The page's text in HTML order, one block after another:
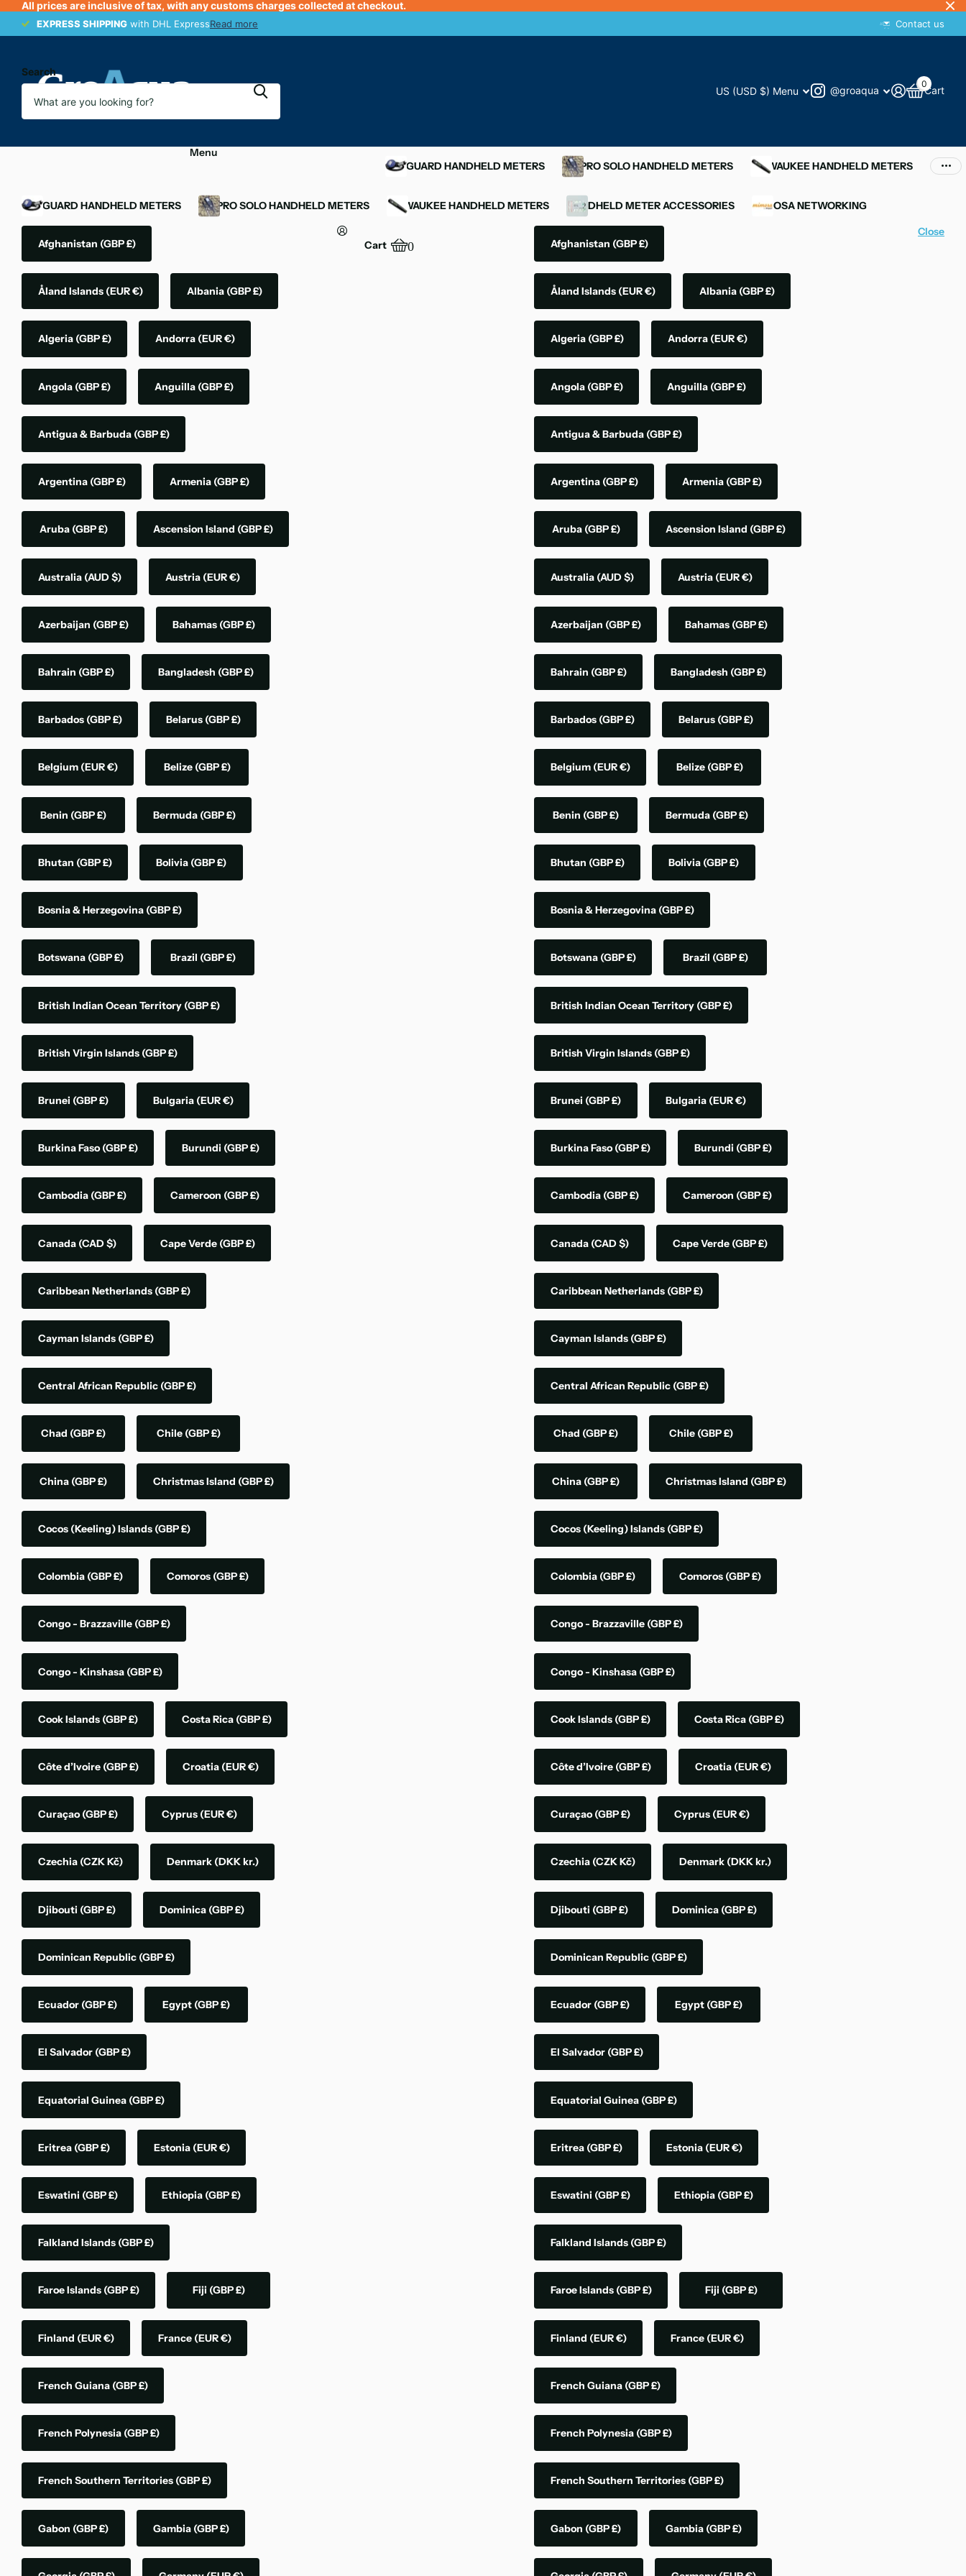
All prices are inclusive of tax, with any customs charges collected at checkout.
EXPRESS SHIPPING with DHL ExpressRead more
EXPRESS SHIPPING Contact us
Search
US (USD $) Menu @groaqua Cart
0
Menu
OXYGUARD HANDHELD METERS
YSI PRO SOLO HANDHELD METERS MILWAUKEE HANDHELD METERS
OXYGUARD HANDHELD METERS YSI PRO SOLO HANDHELD METERS MILWAUKEE HANDHELD METERS HANDHELD METER ACCESSORIES MIMOSA NETWORKING
Afghanistan (GBP £)
Åland Islands (EUR €) Albania (GBP £)
Algeria (GBP £) Andorra (EUR €)
Angola (GBP £) Anguilla (GBP £)
Antigua & Barbuda (GBP £)
Argentina (GBP £) Armenia (GBP £)
Aruba (GBP £) Ascension Island (GBP £)
Australia (AUD $) Austria (EUR €)
Azerbaijan (GBP £) Bahamas (GBP £)
Bahrain (GBP £) Bangladesh (GBP £)
Barbados (GBP £) Belarus (GBP £)
Belgium (EUR €) Belize (GBP £)
Benin (GBP £) Bermuda (GBP £)
Bhutan (GBP £) Bolivia (GBP £)
Bosnia & Herzegovina (GBP £)
Botswana (GBP £) Brazil (GBP £)
British Indian Ocean Territory (GBP £)
British Virgin Islands (GBP £)
Brunei (GBP £) Bulgaria (EUR €)
Burkina Faso(GBP £) Burundi (GBP £)
Cambodia (GBP £) Cameroon (GBP £)
Canada (CAD $) Cape Verde (GBP £)
Caribbean Netherlands (GBP £)
Cayman Islands (GBP £)
Central African Republic (GBP £)
Chad (GBP £) Chile (GBP £)
China (GBP £) Christmas Island (GBP £)
Cocos (Keeling) Islands (GBP £)
Colombia (GBP £) Comoros (GBP £)
Congo - Brazzaville (GBP £)
Congo - Kinshasa (GBP £)
Cook Islands (GBP £) Costa Rica (GBP £)
Côte d’Ivoire (GBP £) Croatia (EUR €)
Curaçao(GBP £) Cyprus (EUR €)
Czechia (CZK Kč) Denmark (DKK kr.)
Djibouti (GBP £) Dominica (GBP £)
Dominican Republic (GBP £)
Ecuador (GBP £) Egypt (GBP £)
El Salvador (GBP £)
Equatorial Guinea (GBP £)
Eritrea (GBP £) Estonia (EUR €)
Eswatini (GBP £) Ethiopia (GBP £)
Falkland Islands (GBP £)
Faroe Islands (GBP £) Fiji (GBP £)
Finland (EUR €) France (EUR €)
French Guiana (GBP £)
French Polynesia (GBP £)
French Southern Territories (GBP £)
Gabon (GBP £) Gambia (GBP £)
Cart 0 Afghanistan (GBP £)
Åland Islands (EUR €) Albania (GBP £)
Algeria (GBP £) Andorra (EUR €)
Angola (GBP £) Anguilla (GBP £)
Antigua & Barbuda (GBP £)
Argentina (GBP £) Armenia (GBP £)
Aruba (GBP £) Ascension Island (GBP £)
Australia (AUD $) Austria (EUR €)
Azerbaijan (GBP £) Bahamas (GBP £)
Bahrain (GBP £) Bangladesh (GBP £)
Barbados (GBP £) Belarus (GBP £)
Belgium (EUR €) Belize (GBP £)
Benin (GBP £) Bermuda (GBP £)
Bhutan (GBP £) Bolivia (GBP £)
Bosnia & Herzegovina (GBP £)
Botswana (GBP £) Brazil (GBP £)
British Indian Ocean Territory (GBP £)
British Virgin Islands (GBP £)
Brunei (GBP £) Bulgaria (EUR €)
Burkina Faso(GBP £) Burundi (GBP £)
Cambodia (GBP £) Cameroon (GBP £)
Canada (CAD $) Cape Verde (GBP £)
Caribbean Netherlands (GBP £)
Cayman Islands (GBP £)
Central African Republic (GBP £)
Chad (GBP £) Chile (GBP £)
China (GBP £) Christmas Island (GBP £)
Cocos (Keeling) Islands (GBP £)
Colombia (GBP £) Comoros (GBP £)
Congo - Brazzaville (GBP £)
Congo - Kinshasa (GBP £)
Cook Islands (GBP £) Costa Rica (GBP £)
Côte d’Ivoire (GBP £) Croatia (EUR €)
Curaçao(GBP £) Cyprus (EUR €)
Czechia (CZK Kč) Denmark (DKK kr.)
Djibouti (GBP £) Dominica (GBP £)
Dominican Republic (GBP £)
Ecuador (GBP £) Egypt (GBP £)
El Salvador (GBP £)
Equatorial Guinea (GBP £)
Eritrea (GBP £) Estonia (EUR €)
Eswatini (GBP £) Ethiopia (GBP £)
Falkland Islands (GBP £)
Faroe Islands (GBP £) Fiji (GBP £)
Finland (EUR €) France (EUR €)
French Guiana (GBP £)
French Polynesia (GBP £)
French Southern Territories (GBP £)
Gabon (GBP £) Gambia (GBP £)
Close